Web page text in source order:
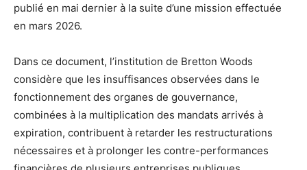
publié en mai dernier à la suite d’une mission effectuée
en mars 2026.
Dans ce document, l’institution de Bretton Woods
considère que les insuffisances observées dans le
fonctionnement des organes de gouvernance,
combinées à la multiplication des mandats arrivés à
expiration, contribuent à retarder les restructurations
nécessaires et à prolonger les contre-performances